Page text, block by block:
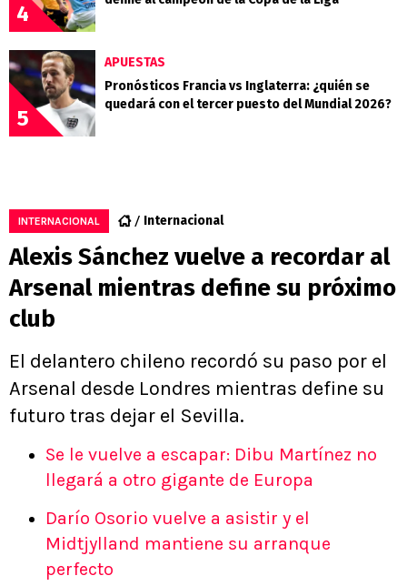
4
5
APUESTAS
Pronósticos Francia vs Inglaterra: ¿quién se
quedará con el tercer puesto del Mundial 2026?
INTERNACIONAL Internacional
Alexis Sánchez vuelve a recordar al
Arsenal mientras define su próximo
club
El delantero chileno recordó su paso por el
Arsenal desde Londres mientras define su
futuro tras dejar el Sevilla.
Se le vuelve a escapar: Dibu Martínez no
llegará a otro gigante de Europa
Darío Osorio vuelve a asistir y el
Midtjylland mantiene su arranque
perfecto